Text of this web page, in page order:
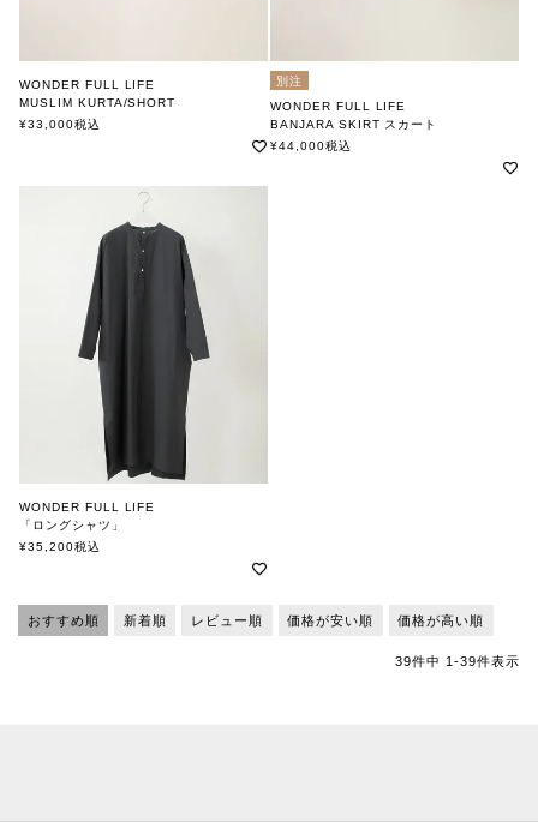
WONDER FULL LIFE
MUSLIM KURTA/SHORT
ワンダフルライフ
¥33,000税込
別注
WONDER FULL LIFE
BANJARA SKIRT スカート
ワンダフルライフ
¥44,000税込
WONDER FULL LIFE
「ロングシャツ」
ワンダフルライフ
¥35,200税込
おすすめ順 新着順 レビュー順 価格が安い順 価格が高い順
39件中 1-39件表示